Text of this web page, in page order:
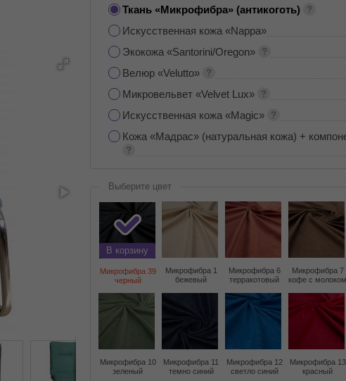
Ткань «Микрофибра» (антикоготь)
Искусственная кожа «Nappa»
Экокожа «Santorini/Oregon»
Велюр «Velutto»
Микровельвет «Velvet Lux»
Искусственная кожа «Magic»
Кожа «Мадрас» (натуральная кожа) +
Выберите цвет
В корзину
Микрофибра 39
черный
Микрофибра 1
бежевый
Микрофибра 6
терракотовый
Микрофибра 7
кофе с молоком
Микрофибра 10
зеленый
Микрофибра 11
темно синий
Микрофибра 12
светло синий
Микрофибра 13
красный